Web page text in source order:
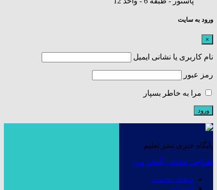
ورود به سایت
×
نام کاربری یا نشانی ایمیل
رمز عبور
مرا به خاطر بسپار
پایگاه خبری نشر تعلیم
طراحی سایت : آسان وب
صفحه نخست